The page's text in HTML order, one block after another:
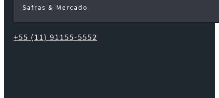
Safras & Mercado
+55 (11) 91155-5552